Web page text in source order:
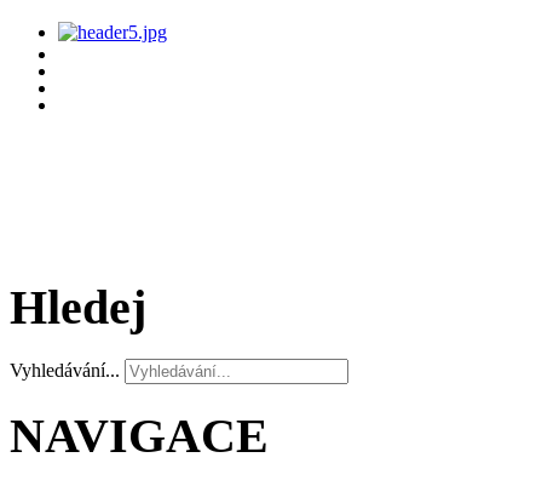
Hledej
Vyhledávání...
NAVIGACE